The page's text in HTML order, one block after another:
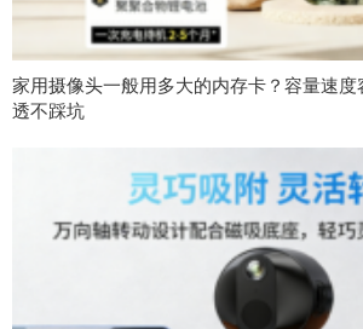
家用摄像头一般用多大的内存卡？容量速
透不踩坑